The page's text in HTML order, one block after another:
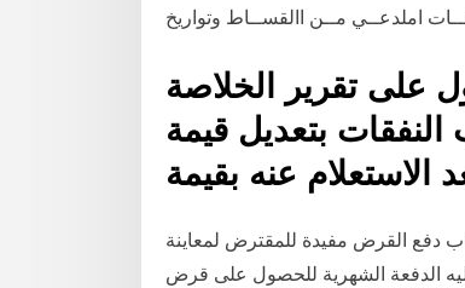
على تقرير الخلاصة
بتعديل قيمة
- مال - 2020 تُعد صيغة حساب دفع القرض مفيدة للمقترض لمعاينة
الدفعة الشهرية للحصول على قرض